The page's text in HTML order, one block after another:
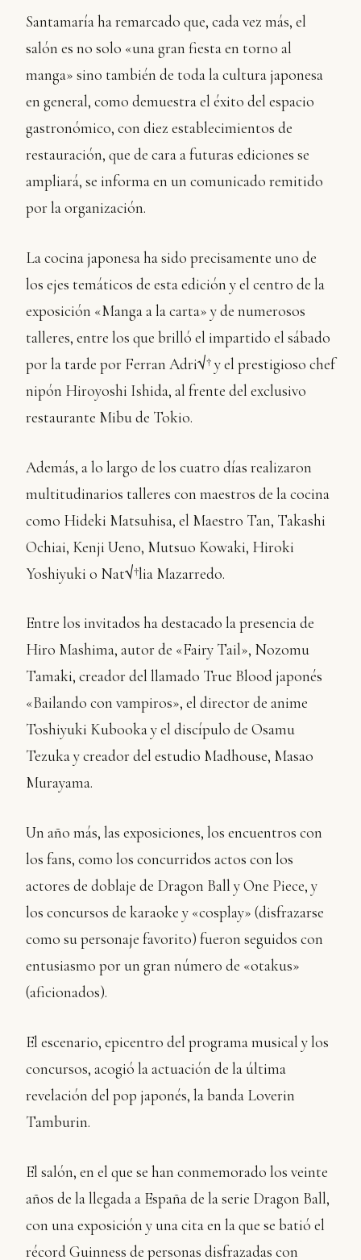
Santamaría ha remarcado que, cada vez más, el
salón es no solo «una gran fiesta en torno al
manga» sino también de toda la cultura japonesa
en general, como demuestra el éxito del espacio
gastronómico, con diez establecimientos de
restauración, que de cara a futuras ediciones se
ampliará, se informa en un comunicado remitido
por la organización.
La cocina japonesa ha sido precisamente uno de
los ejes temáticos de esta edición y el centro de la
exposición «Manga a la carta» y de numerosos
talleres, entre los que brilló el impartido el sábado
por la tarde por Ferran Adri√† y el prestigioso chef
nipón Hiroyoshi Ishida, al frente del exclusivo
restaurante Mibu de Tokio.
Además, a lo largo de los cuatro días realizaron
multitudinarios talleres con maestros de la cocina
como Hideki Matsuhisa, el Maestro Tan, Takashi
Ochiai, Kenji Ueno, Mutsuo Kowaki, Hiroki
Yoshiyuki o Nat√†lia Mazarredo.
Entre los invitados ha destacado la presencia de
Hiro Mashima, autor de «Fairy Tail», Nozomu
Tamaki, creador del llamado True Blood japonés
«Bailando con vampiros», el director de anime
Toshiyuki Kubooka y el discípulo de Osamu
Tezuka y creador del estudio Madhouse, Masao
Murayama.
Un año más, las exposiciones, los encuentros con
los fans, como los concurridos actos con los
actores de doblaje de Dragon Ball y One Piece, y
los concursos de karaoke y «cosplay» (disfrazarse
como su personaje favorito) fueron seguidos con
entusiasmo por un gran número de «otakus»
(aficionados).
El escenario, epicentro del programa musical y los
concursos, acogió la actuación de la última
revelación del pop japonés, la banda Loverin
Tamburin.
El salón, en el que se han conmemorado los veinte
años de la llegada a España de la serie Dragon Ball,
con una exposición y una cita en la que se batió el
récord Guinness de personas disfrazadas con